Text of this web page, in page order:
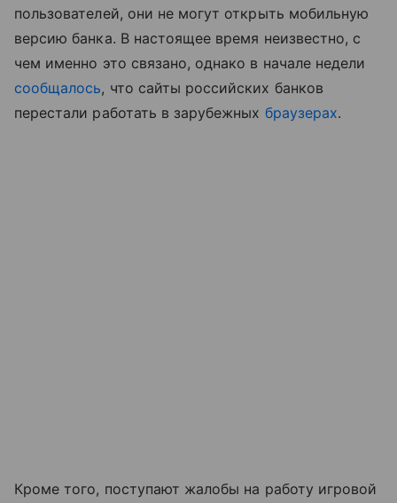
пользователей, они не могут открыть мобильную
версию банка. В настоящее время неизвестно, с
чем именно это связано, однако в начале недели
сообщалось, что сайты российских банков
перестали работать в зарубежных браузерах.
Кроме того, поступают жалобы на работу игровой